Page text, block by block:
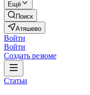
Ещё
Поиск
Атяшево
Войти
Войти
Создать резюме
Статьи